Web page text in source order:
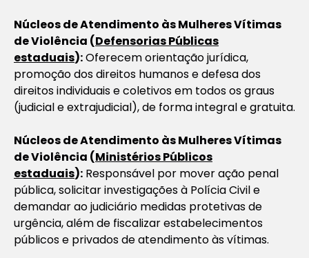
Núcleos de Atendimento às Mulheres Vítimas
de Violência (Defensorias Públicas
estaduais):Oferecem orientação jurídica,
promoção dos direitos humanos e defesa dos
direitos individuais e coletivos em todos os graus
(judicial e extrajudicial), de forma integral e gratuita.
Núcleos de Atendimento às Mulheres Vítimas
de Violência (Ministérios Públicos
estaduais): Responsável por mover ação penal
pública, solicitar investigações à Polícia Civil e
demandar ao judiciário medidas protetivas de
urgência, além de fiscalizar estabelecimentos
públicos e privados de atendimento às vítimas.